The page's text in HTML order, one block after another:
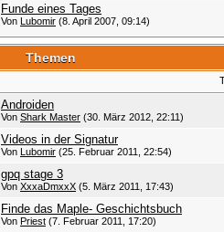
Funde eines Tages
Von Lubomir (8. April 2007, 09:14)
Themen
Androiden
Von Shark Master (30. März 2012, 22:11)
Videos in der Signatur
Von Lubomir (25. Februar 2011, 22:54)
gpq stage 3
Von XxxaDmxxX (5. März 2011, 17:43)
Finde das Maple- Geschichtsbuch
Von Priest (7. Februar 2011, 17:20)